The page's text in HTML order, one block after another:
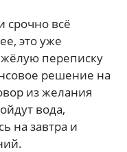
срочно всё
это уже
переписку
решение на
из желания
вода,
на завтра и